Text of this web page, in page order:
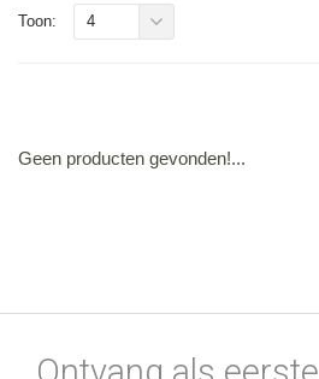
Toon: 4
Geen producten gevonden!...